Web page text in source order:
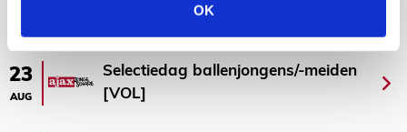
OK
23
AUG
Selectiedag ballenjongens/-meiden
[VOL]